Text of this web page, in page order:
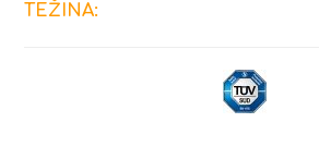
TEŽINA: